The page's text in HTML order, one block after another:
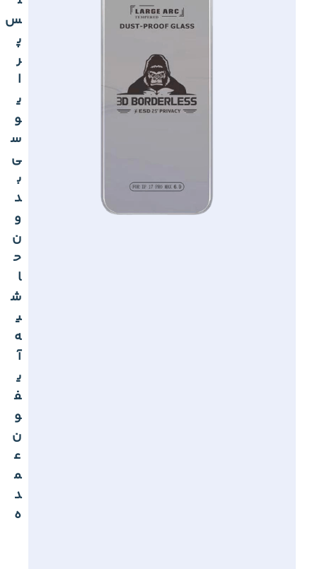
س
پ
ر
ا
ی
و
س
ی
ب
د
و
ن
ح
ا
ش
ی
ه
آ
ی
ف
و
ن
ع
م
د
ه